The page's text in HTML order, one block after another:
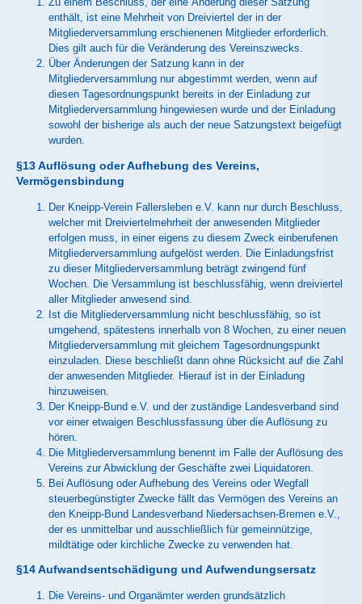
enthält, ist eine Mehrheit von Dreiviertel der in der
Mitgliederversammlung erschienenen Mitglieder erforderlich.
Dies gilt auch für die Veränderung des Vereinszwecks.
Über Änderungen der Satzung kann in der
Mitgliederversammlung nur abgestimmt werden, wenn auf
diesen Tagesordnungspunkt bereits in der Einladung zur
Mitgliederversammlung hingewiesen wurde und der Einladung
sowohl der bisherige als auch der neue Satzungstext beigefügt
wurden.
§13 Auflösung oder Aufhebung des Vereins,
Vermögensbindung
Der Kneipp-Verein Fallersleben e.V. kann nur durch Beschluss,
welcher mit Dreiviertelmehrheit der anwesenden Mitglieder
erfolgen muss, in einer eigens zu diesem Zweck einberufenen
Mitgliederversammlung aufgelöst werden. Die Einladungsfrist
zu dieser Mitgliederversammlung beträgt zwingend fünf
Wochen. Die Versammlung ist beschlussfähig, wenn dreiviertel
aller Mitglieder anwesend sind.
Ist die Mitgliederversammlung nicht beschlussfähig, so ist
umgehend, spätestens innerhalb von 8 Wochen, zu einer neuen
Mitgliederversammlung mit gleichem Tagesordnungspunkt
einzuladen. Diese beschließt dann ohne Rücksicht auf die Zahl
der anwesenden Mitglieder. Hierauf ist in der Einladung
hinzuweisen.
Der Kneipp-Bund e.V. und der zuständige Landesverband sind
vor einer etwaigen Beschlussfassung über die Auflösung zu
hören.
Die Mitgliederversammlung benennt im Falle der Auflösung des
Vereins zur Abwicklung der Geschäfte zwei Liquidatoren.
Bei Auflösung oder Aufhebung des Vereins oder Wegfall
steuerbegünstigter Zwecke fällt das Vermögen des Vereins an
den Kneipp-Bund Landesverband Niedersachsen-Bremen e.V.,
der es unmittelbar und ausschließlich für gemeinnützige,
mildtätige oder kirchliche Zwecke zu verwenden hat.
§14 Aufwandsentschädigung und Aufwendungsersatz
Die Vereins- und Organämter werden grundsätzlich